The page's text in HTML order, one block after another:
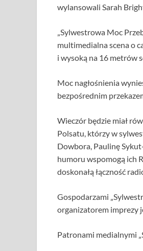
wylansowali Sarah
„Sylwestrowa Moc
multimedialna scena o
i wysoką na 16 metrów
Moc nagłośnienia
bezpośrednim
Wieczór będzie miał
Polsatu, którzy w
Dowbora, Paulinę
humoru wspomogą ich
doskonałą łączność
Gospodarzami
organizatorem imprezy
Patronami medialnymi